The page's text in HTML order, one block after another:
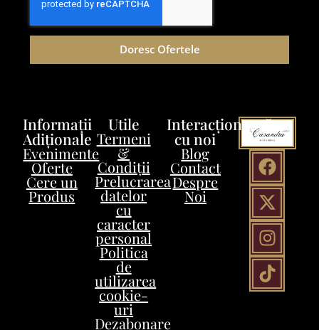
Doresc Ofertele
Interacționează
cu noi
Blog
Contact
Despre
Noi
Utile
Termeni
&
Condiții
Prelucrarea
datelor
cu
caracter
personal
Politica
de
utilizarea
cookie-
uri
Dezabonare
Informații
Adiționale
Evenimente
Oferte
Cere un
Produs